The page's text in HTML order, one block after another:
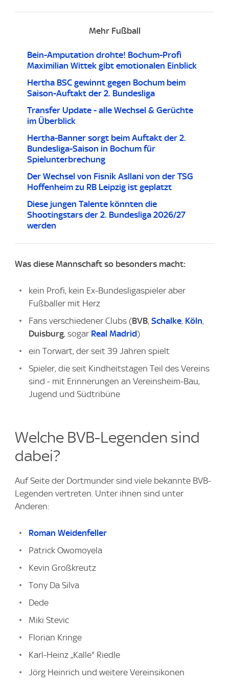
Mehr Fußball
Bein-Amputation drohte! Bochum-Profi
Maximilian Wittek gibt emotionalen Einblick
Hertha BSC gewinnt gegen Bochum beim
Saison-Auftakt der 2. Bundesliga
Transfer Update - alle Wechsel & Gerüchte
im Überblick
Hertha-Banner sorgt beim Auftakt der 2.
Bundesliga-Saison in Bochum für
Spielunterbrechung
Der Wechsel von Fisnik Asllani von der TSG
Hoffenheim zu RB Leipzig ist geplatzt
Diese jungen Talente könnten die
Shootingstars der 2. Bundesliga 2026/27
werden
Was diese Mannschaft so besonders macht:
kein Profi, kein Ex-Bundesligaspieler aber
Fußballer mit Herz
Fans verschiedener Clubs (BVB, Schalke, Köln,
Duisburg, sogar Real Madrid)
ein Torwart, der seit 39 Jahren spielt
Spieler, die seit Kindheitstagen Teil des Vereins
sind - mit Erinnerungen an Vereinsheim-Bau,
Jugend und Südtribüne
Welche BVB-Legenden sind
dabei?
Auf Seite der Dortmunder sind viele bekannte BVB-
Legenden vertreten. Unter ihnen sind unter
Anderen:
Roman Weidenfeller
Patrick Owomoyela
Kevin Großkreutz
Tony Da Silva
Dede
Miki Stevic
Florian Kringe
Karl-Heinz „Kalle" Riedle
Jörg Heinrich und weitere Vereinsikonen